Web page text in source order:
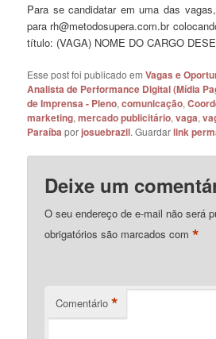
Para se candidatar em uma das
para rh@metodosupera.com.br
título: (VAGA) NOME DO CARGO
Esse post foi publicado emVagas e
Analista de Performance Digital (Mídia
de Imprensa - Pleno,comunicação,
marketing,mercado publicitário,vaga,
Paraíba porjosuebrazil. Guardarlink
Deixe um
O seu endereço de e-mail não será
obrigatórios são marcados com*
Comentário *